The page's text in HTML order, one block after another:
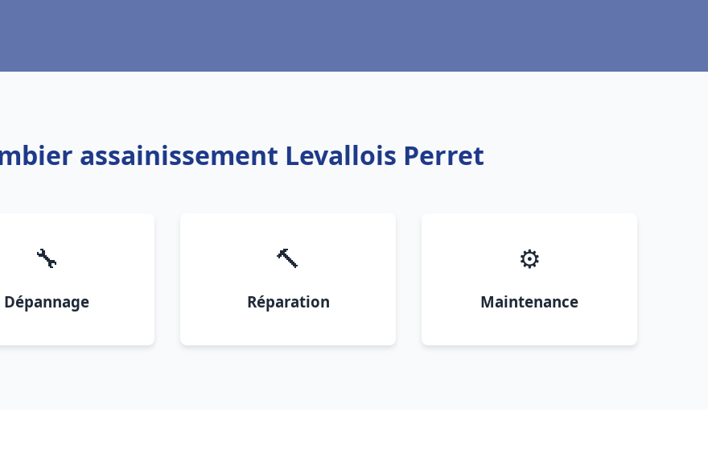
assainissement Levallois Perret
🔧
Dépannage
🔨
Réparation
⚙️
Maintenance